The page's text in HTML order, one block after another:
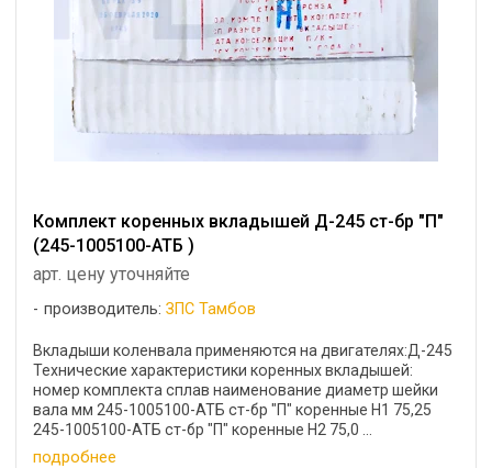
Комплект коренных вкладышей Д-245 ст-бр "П"
(245-1005100-АТБ )
арт. цену уточняйте
производитель:ЗПС Тамбов
Вкладыши коленвала применяются на двигателях:Д-245
Технические характеристики коренных вкладышей:
номер комплекта сплав наименование диаметр шейки
вала мм 245-1005100-АТБ ст-бр "П" коренные Н1 75,25
245-1005100-АТБ ст-бр "П" коренные Н2 75,0 ...
подробнее